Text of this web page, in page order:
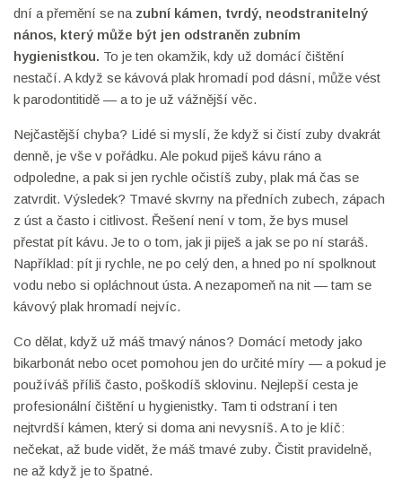
dní a přemění se na zubní kámen, tvrdý, neodstranitelný
nános, který může být jen odstraněn zubním
hygienistkou. To je ten okamžik, kdy už domácí čištění
nestačí. A když se kávová plak hromadí pod dásní, může vést
k parodontitidě — a to je už vážnější věc.
Nejčastější chyba? Lidé si myslí, že když si čistí zuby dvakrát
denně, je vše v pořádku. Ale pokud piješ kávu ráno a
odpoledne, a pak si jen rychle očistíš zuby, plak má čas se
zatvrdit. Výsledek? Tmavé skvrny na předních zubech, zápach
z úst a často i citlivost. Řešení není v tom, že bys musel
přestat pít kávu. Je to o tom, jak ji piješ a jak se po ní staráš.
Například: pít ji rychle, ne po celý den, a hned po ní spolknout
vodu nebo si opláchnout ústa. A nezapomeň na nit — tam se
kávový plak hromadí nejvíc.
Co dělat, když už máš tmavý nános? Domácí metody jako
bikarbonát nebo ocet pomohou jen do určité míry — a pokud je
používáš příliš často, poškodíš sklovinu. Nejlepší cesta je
profesionální čištění u hygienistky. Tam ti odstraní i ten
nejtvrdší kámen, který si doma ani nevysníš. A to je klíč:
nečekat, až bude vidět, že máš tmavé zuby. Čistit pravidelně,
ne až když je to špatné.